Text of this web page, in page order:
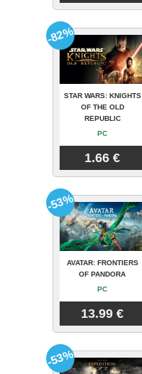
STAR WARS: KNIGHTS
OF THE OLD
REPUBLIC
PC
1.66 €
-82%
AVATAR: FRONTIERS
OF PANDORA
PC
13.99 €
-53%
-53%